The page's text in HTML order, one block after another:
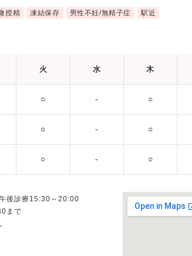
授精 凍結保存 男性不妊/無精子症
駅近
火 水 木
○ ‐ ○
○ ‐ ○
○ ‐ ○
後診療15:30～20:00
まで